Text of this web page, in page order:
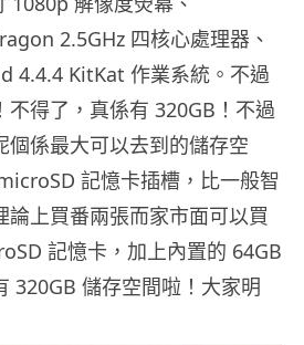
2.5GHz 四核心處理器、
4.4.4 KitKat 作業系統。不過
不得了，真係有 320GB！不過
個係最大可以去到的儲存空
記憶卡插槽，比一般智
論上買番兩張而家市面可以買
記憶卡，加上內置的 64GB
320GB 儲存空間啦！大家明